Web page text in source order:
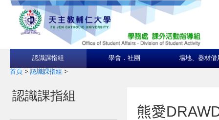
認識課指組 學會．社團 場地、器材借
首頁 > 認識課指組 >
認識課指組
熊愛